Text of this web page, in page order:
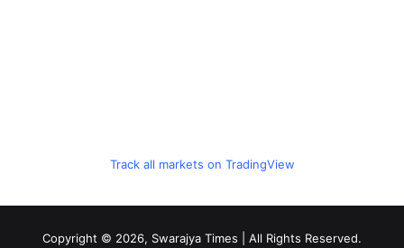
Track all markets on TradingView
Copyright © 2026, Swarajya Times | All Rights Reserved.